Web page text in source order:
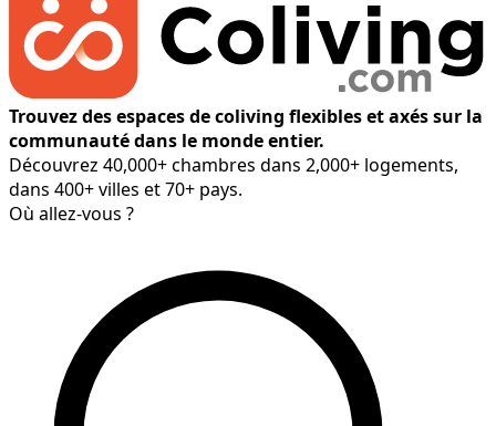
Trouvez des espaces de coliving flexibles et axés sur la
communauté dans le monde entier.
Découvrez 40,000+ chambres dans 2,000+ logements,
dans 400+ villes et 70+ pays.
Où allez-vous ?